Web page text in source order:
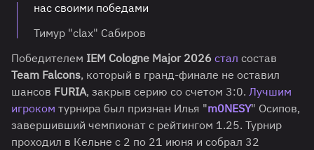
нас своими победами
Тимур "clax" Сабиров
Победителем IEM Cologne Major 2026 стал состав
Team Falcons, который в гранд-финале не оставил
шансов FURIA, закрыв серию со счетом 3:0. Лучшим
игроком турнира был признан Илья "m0NESY" Осипов,
завершивший чемпионат с рейтингом 1.25. Турнир
проходил в Кельне с 2 по 21 июня и собрал 32